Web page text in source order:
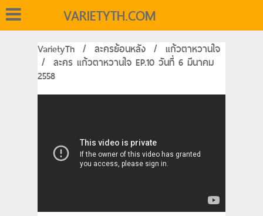
VARIETYTH.COM
VarietyTh / ละครย้อนหลัง / แก้วตาหวานใจ
/ ละคร แก้วตาหวานใจ EP.10 วันที่ 6 มีนาคม
2558